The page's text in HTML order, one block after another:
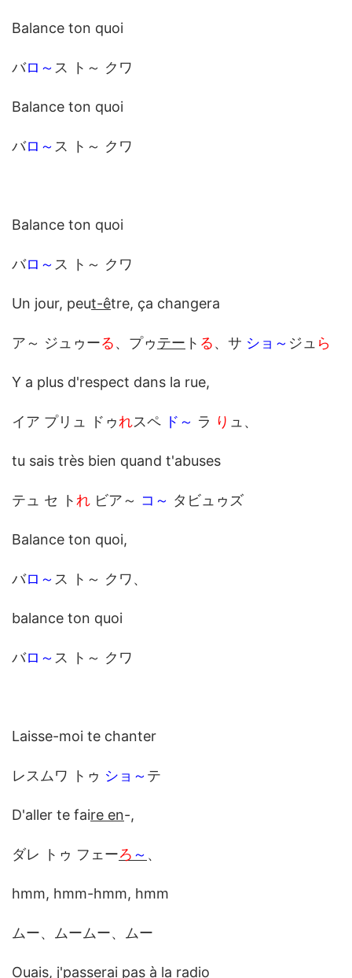
Balance ton quoi
バロ～ ス ト～ クワ
Balance ton quoi
バロ～ ス ト～ クワ
Balance ton quoi
バロ～ ス ト～ クワ
Un jour, peut-être, ça changera
ア～ ジュゥーる、プゥテー ト る、サ ショ～ ジュ ら
Y a plus d'respect dans la rue,
イア プリュ ドゥれスペ ド～ ラ り ュ、
tu sais très bien quand t'abuses
テュ セ トれ ビア～ コ～ タビュゥズ
Balance ton quoi,
バロ～ ス ト～ クワ、
balance ton quoi
バロ～ ス ト～ クワ
Laisse-moi te chanter
レスムワ トゥ ショ～ テ
D'aller te faire en-,
ダレ トゥ フェーろ ～ 、
hmm, hmm-hmm, hmm
ムー、ムームー、ムー
Ouais, j'passerai pas à la radio